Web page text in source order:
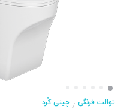
توالت فرنگی / چینی کُرد